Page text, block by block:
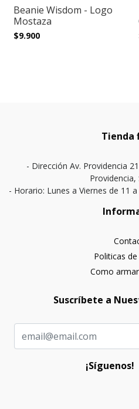
Beanie Wisdom - Logo
Mostaza
$9.900
Tienda
- Dirección Av. Providencia
Providencia,
- Horario: Lunes a Viernes de 11
Politicas
Como
Suscríbete a
¡Síguenos!